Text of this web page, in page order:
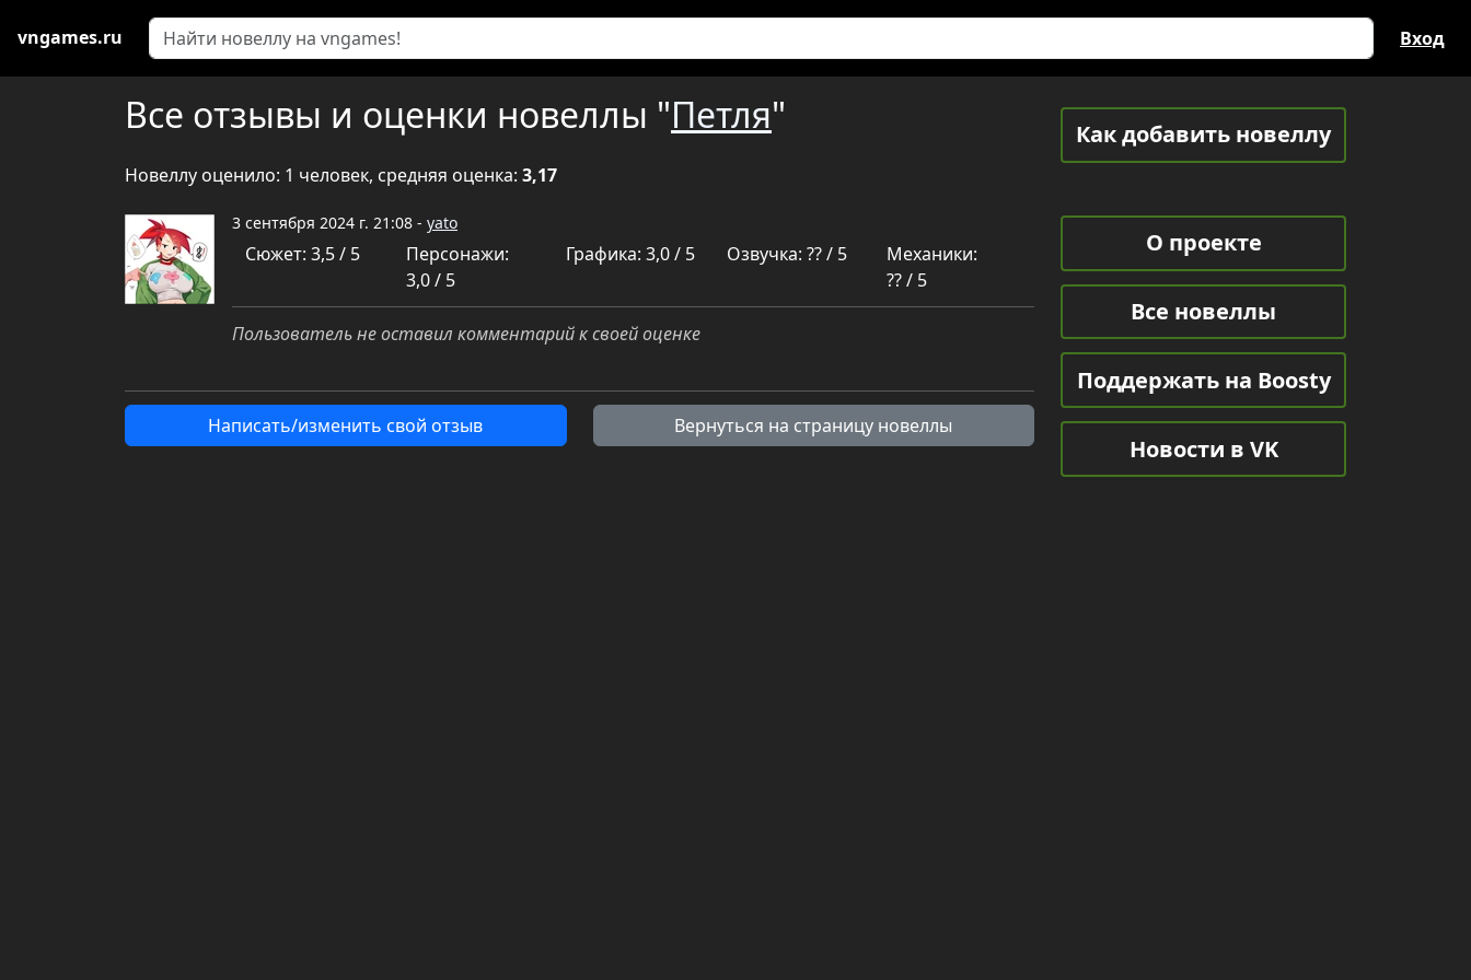
vngames.ru Вход
Все отзывы и оценки новеллы "Петля"
Новеллу оценило: 1 человек, средняя оценка: 3,17
3 сентября 2024 г. 21:08 - yato
Сюжет: 3,5 / 5
Персонажи:
3,0 / 5
Графика: 3,0 / 5 Озвучка: ?? / 5
Механики:
?? / 5
Пользователь не оставил комментарий к своей оценке
Написать/изменить свой отзыв Вернуться на страницу новеллы
Как добавить новеллу
О проекте
Все новеллы
Поддержать на Boosty
Новости в VK